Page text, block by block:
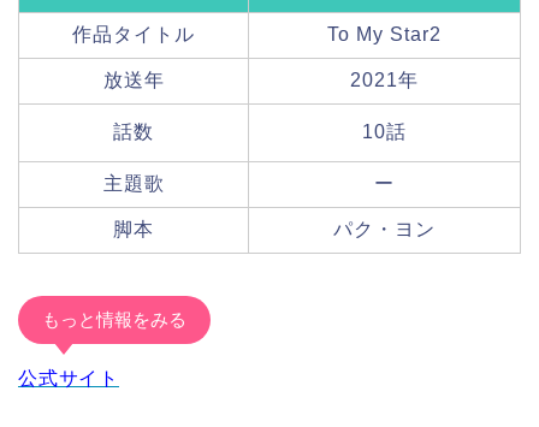
作品タイトル To My Star2
放送年 2021年
話数 10話
主題歌 ー
脚本 パク・ヨン
もっと情報をみる
公式サイト